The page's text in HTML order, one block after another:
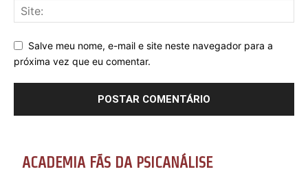
Salve meu nome, e-mail e site neste navegador para a
próxima vez que eu comentar.
ACADEMIA FÃS DA PSICANÁLISE